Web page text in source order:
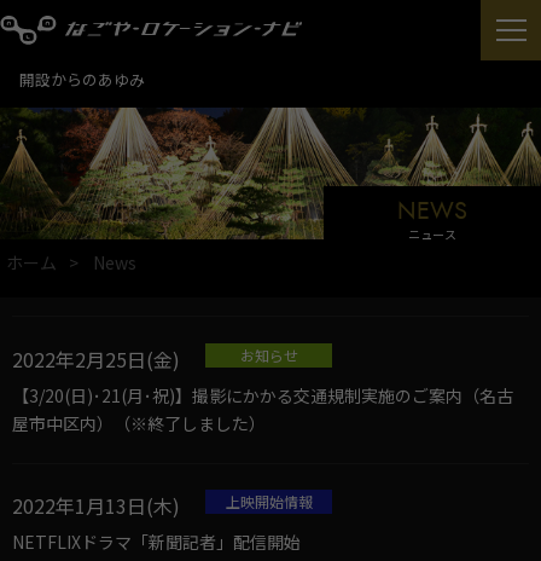
開設からのあゆみ
NEWS
ニュース
ホーム News
2022年2月25日(金) お知らせ
【3/20(日)･21(月･祝)】撮影にかかる交通規制実施のご案内（名古
屋市中区内）（※終了しました）
2022年1月13日(木) 上映開始情報
NETFLIXドラマ「新聞記者」配信開始